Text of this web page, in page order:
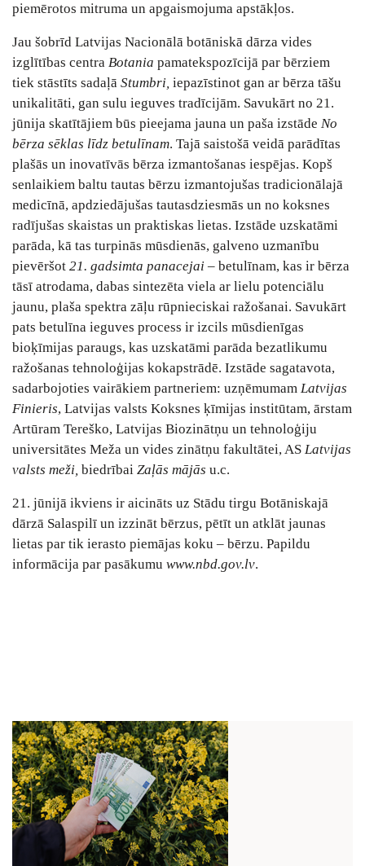
piemērotos mitruma un apgaismojuma apstākļos.
Jau šobrīd Latvijas Nacionālā botāniskā dārza vides
izglītības centra Botania pamatekspozīcijā par bērziem
tiek stāstīts sadaļā Stumbri, iepazīstinot gan ar bērza tāšu
unikalitāti, gan sulu ieguves tradīcijām. Savukārt no 21.
jūnija skatītājiem būs pieejama jauna un paša izstāde No
bērza sēklas līdz betulīnam. Tajā saistošā veidā parādītas
plašās un inovatīvās bērza izmantošanas iespējas. Kopš
senlaikiem baltu tautas bērzu izmantojušas tradicionālajā
medicīnā, apdziedājušas tautasdziesmās un no koksnes
radījušas skaistas un praktiskas lietas. Izstāde uzskatāmi
parāda, kā tas turpinās mūsdienās, galveno uzmanību
pievēršot 21. gadsimta panacejai – betulīnam, kas ir bērza
tāsī atrodama, dabas sintezēta viela ar lielu potenciālu
jaunu, plaša spektra zāļu rūpnieciskai ražošanai. Savukārt
pats betulīna ieguves process ir izcils mūsdienīgas
bioķīmijas paraugs, kas uzskatāmi parāda bezatlikumu
ražošanas tehnoloģijas kokapstrādē. Izstāde sagatavota,
sadarbojoties vairākiem partneriem: uzņēmumam Latvijas
Finieris, Latvijas valsts Koksnes ķīmijas institūtam, ārstam
Artūram Tereško, Latvijas Biozinātņu un tehnoloģiju
universitātes Meža un vides zinātņu fakultātei, AS Latvijas
valsts meži, biedrībai Zaļās mājās u.c.
21. jūnijā ikviens ir aicināts uz Stādu tirgu Botāniskajā
dārzā Salaspilī un izzināt bērzus, pētīt un atklāt jaunas
lietas par tik ierasto piemājas koku – bērzu. Papildu
informācija par pasākumu www.nbd.gov.lv.